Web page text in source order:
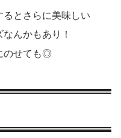
とさらに美味しい
んかもあり！
のせても◎